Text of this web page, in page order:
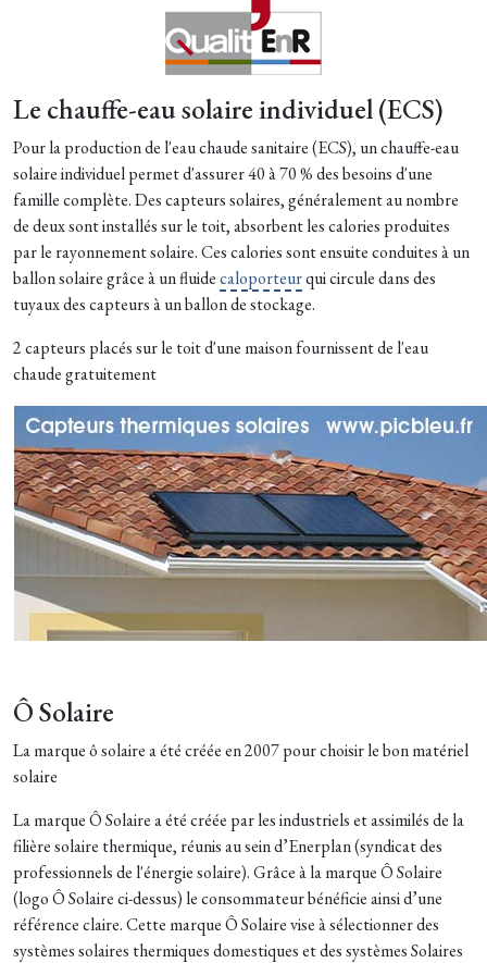
Le chauffe-eau solaire individuel (ECS)
Pour la production de l'eau chaude sanitaire (ECS), un chauffe-eau
solaire individuel permet d'assurer 40 à 70 % des besoins d'une
famille complète. Des capteurs solaires, généralement au nombre
de deux sont installés sur le toit, absorbent les calories produites
par le rayonnement solaire. Ces calories sont ensuite conduites à un
ballon solaire grâce à un fluidecaloporteurqui circule dans des
tuyaux des capteurs à un ballon de stockage.
2 capteurs placés sur le toit d'une maison fournissent de l'eau
chaude gratuitement
Ô Solaire
La marque ô solaire a été créée en 2007 pour choisir le bon matériel
solaire
La marque Ô Solaire a été créée par les industriels et assimilés de la
filière solaire thermique, réunis au sein d’Enerplan (syndicat des
professionnels de l'énergie solaire). Grâce à la marque Ô Solaire
(logo Ô Solaire ci-dessus) le consommateur bénéficie ainsi d’une
référence claire. Cette marque Ô Solaire vise à sélectionner des
systèmes solaires thermiques domestiques et des systèmes Solaires